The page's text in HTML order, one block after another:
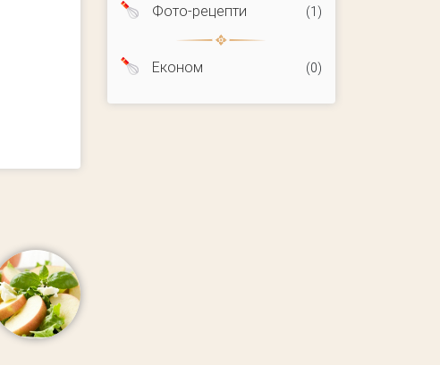
Фото-рецепти (1)
Економ (0)